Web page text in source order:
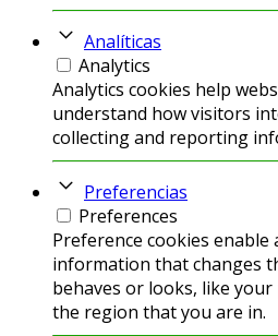
Analíticas
Analytics
Analytics cookies help
understand how visitors
collecting and reporting
Preferencias
Preferences
Preference cookies
information that changes
behaves or looks, like
the region that you are in.